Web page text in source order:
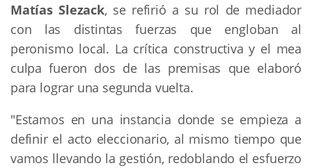
Matías Slezack, se refirió a su rol de mediador
con las distintas fuerzas que engloban al
peronismo local. La crítica constructiva y el mea
culpa fueron dos de las premisas que elaboró
para lograr una segunda vuelta.
"Estamos en una instancia donde se empieza a
definir el acto eleccionario, al mismo tiempo que
vamos llevando la gestión, redoblando el esfuerzo